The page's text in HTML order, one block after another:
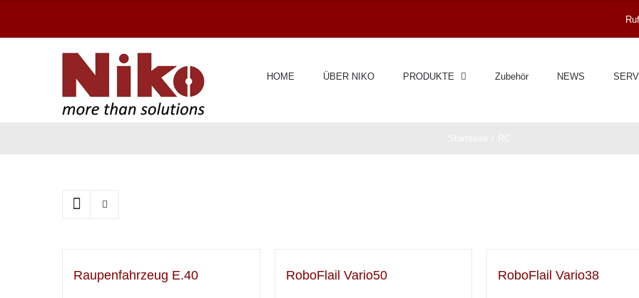
HOME ÜBER NIKO PRODUKTE Zubehör NEWS
Raupenfahrzeug E.40 RoboFlail Vario50 RoboFlail Vario38